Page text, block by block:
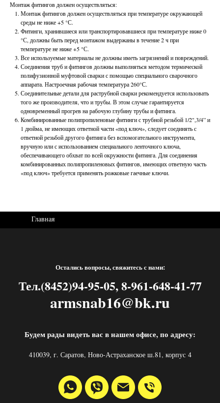
Монтаж фитингов должен осуществляться:
Монтаж фитингов должен осуществляться при температуре окружающей
среды не ниже +5 °С.
Фитинги, хранившиеся или транспортировавшиеся при температуре ниже 0
°С, должны быть перед монтажом выдержаны в течение 2 ч при
температуре не ниже +5 °С.
Все используемые материалы не должны иметь загрязнений и повреждений.
Соединения труб и фитингов должны выполняться методом термической
полифузионной муфтовой сварки с помощью специального сварочного
аппарата. Настроечная рабочая температура 260°С.
Соединительные детали для раструбной сварки рекомендуется использовать
того же производителя, что и трубы. В этом случае гарантируется
одновременный прогрев на рабочую глубину трубы и фитинга.
Комбинированные полипропиленовые фитинги с трубной резьбой 1/2",3/4” и
1 дюйма, не имеющих ответной части «под ключ», следует соединять с
ответной резьбой другого фитинга без вспомогательного инструмента,
вручную или с использованием специального ленточного ключа,
обеспечивающего обхват по всей окружности фитинга. Для соединения
комбинированных полипропиленовых фитингов, имеющих ответную часть
«под ключ» требуется применять рожковые гаечные ключи.
Главная
Остались вопросы, свяжитесь с нами:
Тел.(8452)94-95-05, 8-961-648-41-77
armsnab16@bk.ru
Будем рады видеть вас в нашем офисе, по адресу:
410039, г. Саратов, Ново-Астраханское ш.81, корпус 4